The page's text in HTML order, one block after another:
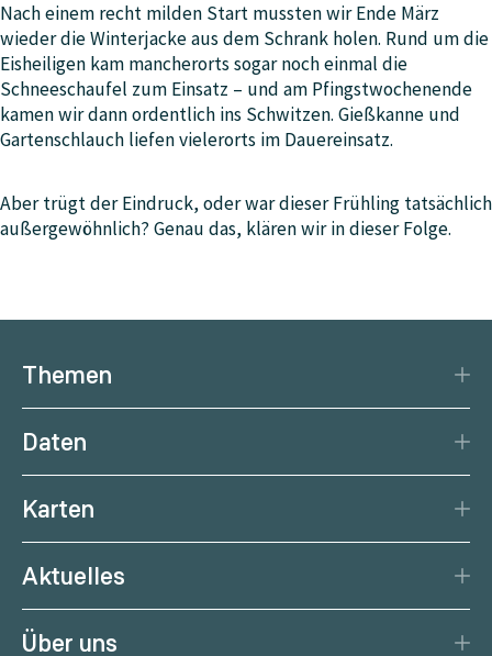
Nach einem recht milden Start mussten wir Ende März
wieder die Winterjacke aus dem Schrank holen. Rund um die
Eisheiligen kam mancherorts sogar noch einmal die
Schneeschaufel zum Einsatz – und am Pfingstwochenende
kamen wir dann ordentlich ins Schwitzen. Gießkanne und
Gartenschlauch liefen vielerorts im Dauereinsatz.
Aber trügt der Eindruck, oder war dieser Frühling tatsächlich
außergewöhnlich? Genau das, klären wir in dieser Folge.
Themen
Klima
Daten
Datenzentrum
Karten
Aktuelles Wetter
Wetterprognose
Aktuelles
News
Über uns